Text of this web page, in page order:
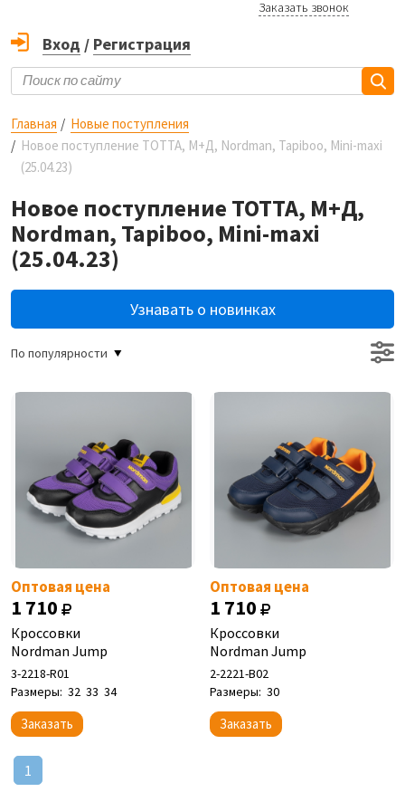
Заказать звонок
Вход / Регистрация
Главная
Новые поступления
Новое поступление ТОТТА, М+Д, Nordman, Tapiboo, Mini-maxi
(25.04.23)
Новое поступление ТОТТА, М+Д,
Nordman, Tapiboo, Mini-maxi
(25.04.23)
Узнавать о новинках
По популярности
Оптовая цена
1 710
Кроссовки
Nordman Jump
3-2218-R01
Размеры: 32 33 34
Заказать
Оптовая цена
1 710
Кроссовки
Nordman Jump
2-2221-B02
Размеры: 30
Заказать
1